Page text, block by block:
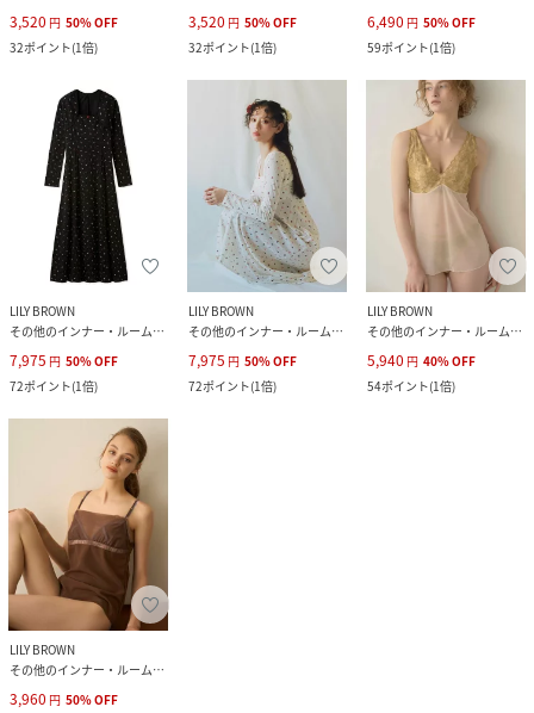
3,520 円 50%OFF
32ポイント(1倍)
3,520 円 50%OFF
32ポイント(1倍)
6,490 円 50%OFF
59ポイント(1倍)
LILY BROWN
その他のインナー・ルームウェア
7,975 円 50%OFF
72ポイント(1倍)
LILY BROWN
その他のインナー・ルームウェア
7,975 円 50%OFF
72ポイント(1倍)
LILY BROWN
その他のインナー・ルームウェア
5,940 円 40%OFF
54ポイント(1倍)
LILY BROWN
その他のインナー・ルームウェア
3,960 円 50%OFF